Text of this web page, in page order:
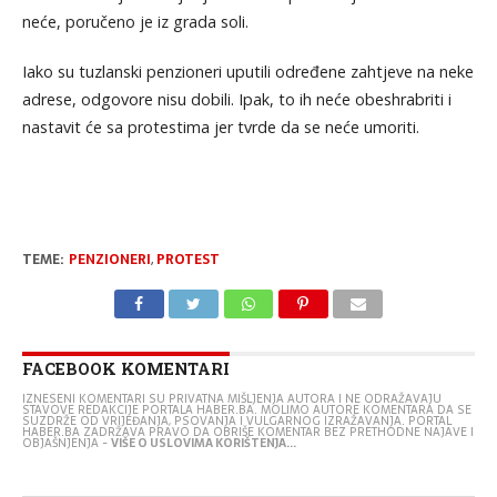
neće, poručeno je iz grada soli.
Iako su tuzlanski penzioneri uputili određene zahtjeve na neke
adrese, odgovore nisu dobili. Ipak, to ih neće obeshrabriti i
nastavit će sa protestima jer tvrde da se neće umoriti.
TEME: PENZIONERI, PROTEST
FACEBOOK KOMENTARI
IZNESENI KOMENTARI SU PRIVATNA MIŠLJENJA AUTORA I NE ODRAŽAVAJU
STAVOVE REDAKCIJE PORTALA HABER.BA. MOLIMO AUTORE KOMENTARA DA SE
SUZDRŽE OD VRIJEĐANJA, PSOVANJA I VULGARNOG IZRAŽAVANJA. PORTAL
HABER.BA ZADRŽAVA PRAVO DA OBRIŠE KOMENTAR BEZ PRETHODNE NAJAVE I
OBJAŠNJENJA -VIŠE O USLOVIMA KORIŠTENJA...